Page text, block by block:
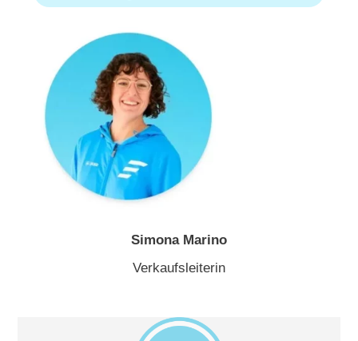
Simona Marino
Verkaufsleiterin